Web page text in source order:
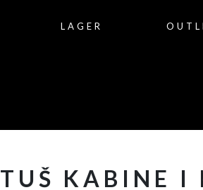
LAGER
TUŠ KABINE I